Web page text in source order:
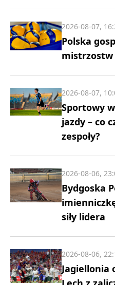
Polska
2026-08-07,
Sportowy
jazdy – co
zespoły?
2026-08-07,
Bydgoska
siły lidera
2026-08-06,
Jagiellonia
2026-08-06,